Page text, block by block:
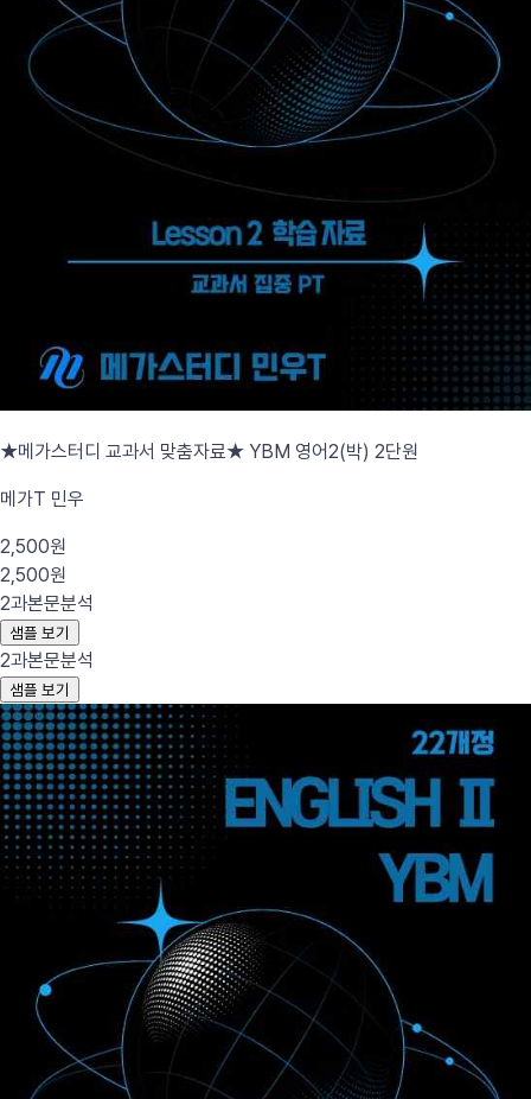
★메가스터디 교과서 맞춤자료★ YBM 영어2(박) 2단원
메가T 민우
2,500원
2,500원
2과본문분석
샘플 보기
2과본문분석
샘플 보기